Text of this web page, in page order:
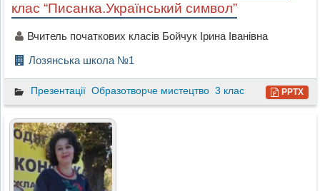
клас “Писанка.Український символ”
Вчитель початкових класів Бойчук Ірина Іванівна
Лозянська школа №1
Презентації Образотворче мистецтво 3 клас PPTX